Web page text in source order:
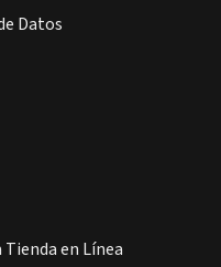
Datos
en Línea